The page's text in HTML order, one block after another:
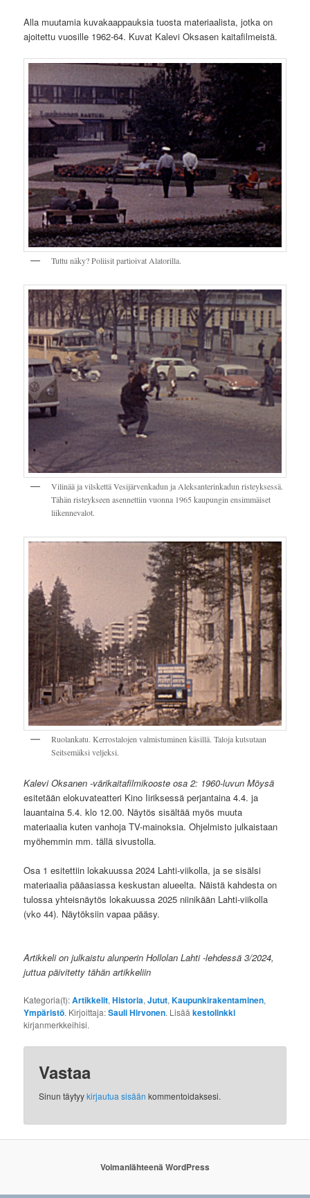
Alla muutamia kuvakaappauksia tuosta materiaalista, jotka on
ajoitettu vuosille 1962-64. Kuvat Kalevi Oksasen kaitafilmeistä.
Tuttu näky? Poliisit partioivat Alatorilla.
Vilinää ja vilskettä Vesijärvenkadun ja Aleksanterinkadun risteyksessä.
Tähän risteykseen asennettiin vuonna 1965 kaupungin ensimmäiset
liikennevalot.
Ruolankatu. Kerrostalojen valmistuminen käsillä. Taloja kutsutaan
Seitsemäksi veljeksi.
Kalevi Oksanen -värikaitafilmikooste osa 2: 1960-luvun Möysä
esitetään elokuvateatteri Kino Iiriksessä perjantaina 4.4. ja
lauantaina 5.4. klo 12.00. Näytös sisältää myös muuta
materiaalia kuten vanhoja TV-mainoksia. Ohjelmisto julkaistaan
myöhemmin mm. tällä sivustolla.
Osa 1 esitettiin lokakuussa 2024 Lahti-viikolla, ja se sisälsi
materiaalia pääasiassa keskustan alueelta. Näistä kahdesta on
tulossa yhteisnäytös lokakuussa 2025 niinikään Lahti-viikolla
(vko 44). Näytöksiin vapaa pääsy.
Artikkeli on julkaistu alunperin Hollolan Lahti -lehdessä 3/2024,
juttua päivitetty tähän artikkeliin
Kategoria(t):Artikkelit,Historia,Jutut,Kaupunkirakentaminen,
Ympäristö. Kirjoittaja:Sauli Hirvonen. Lisääkestolinkki
kirjanmerkkeihisi.
Vastaa
Sinun täytyykirjautua sisään kommentoidaksesi.
Voimanlähteenä WordPress